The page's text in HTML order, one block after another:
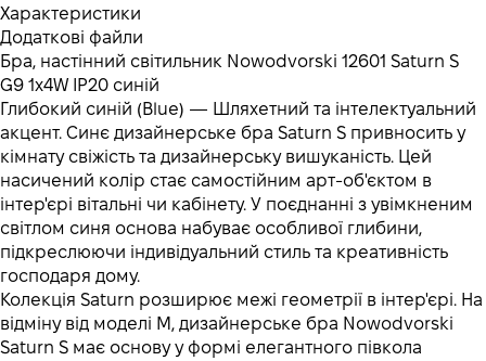
Характеристики
Додаткові файли
Бра, настінний світильник Nowodvorski 12601 Saturn S
G9 1x4W IP20 синій
Глибокий синій (Blue) — Шляхетний та інтелектуальний
акцент. Синє дизайнерське бра Saturn S привносить у
кімнату свіжість та дизайнерську вишуканість. Цей
насичений колір стає самостійним арт-об'єктом в
інтер'єрі вітальні чи кабінету. У поєднанні з увімкненим
світлом синя основа набуває особливої глибини,
підкреслюючи індивідуальний стиль та креативність
господаря дому.
Колекція Saturn розширює межі геометрії в інтер'єрі. На
відміну від моделі M, дизайнерське бра Nowodvorski
Saturn S має основу у формі елегантного півкола